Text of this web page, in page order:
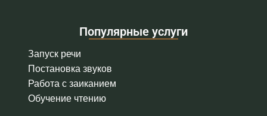
Популярные услуги
Запуск речи
Постановка звуков
Работа с заиканием
Обучение чтению